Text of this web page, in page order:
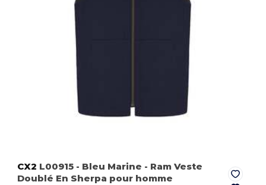
CX2 L00915 - Bleu Marine - Ram Veste
Doublé En Sherpa pour homme